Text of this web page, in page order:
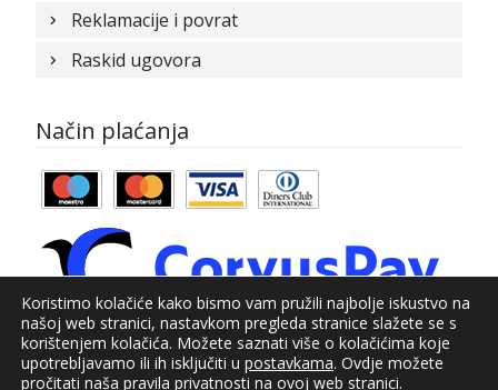
Reklamacije i povrat
Raskid ugovora
Način plaćanja
© Kundid 2021
Koristimo kolačiće kako bismo vam pružili najbolje iskustvo na
našoj web stranici, nastavkom pregleda stranice slažete se s
korištenjem kolačića. Možete saznati više o kolačićima koje
upotrebljavamo ili ih isključiti u postavkama. Ovdje možete
pročitati naša pravila privatnosti na ovoj web stranici.